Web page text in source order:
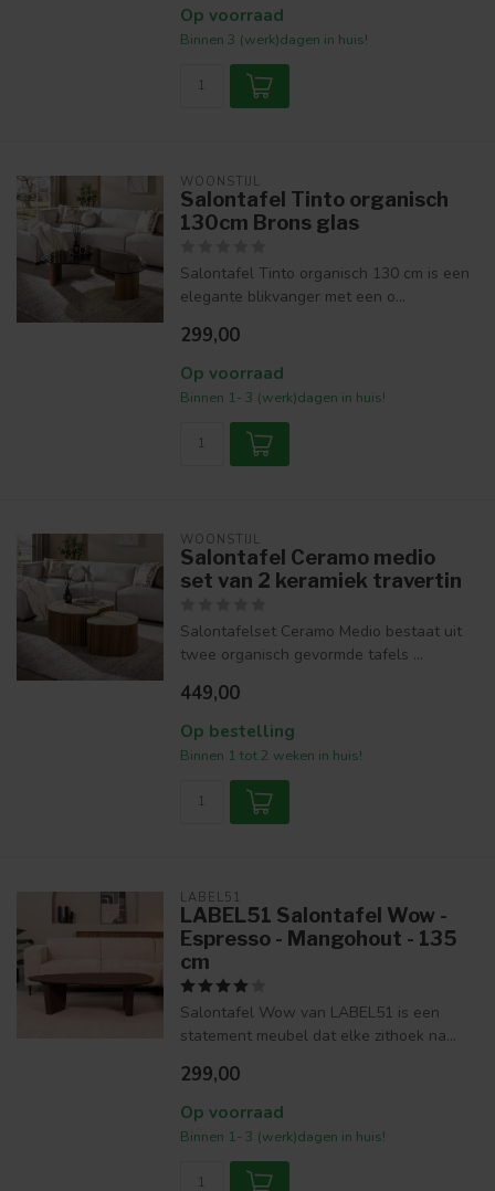
Op voorraad
Binnen 3 (werk)dagen in huis!
WOONSTIJL
Salontafel Tinto organisch
130cm Brons glas
Salontafel Tinto organisch 130 cm is een
elegante blikvanger met een o...
299,00
Op voorraad
Binnen 1- 3 (werk)dagen in huis!
WOONSTIJL
Salontafel Ceramo medio
set van 2 keramiek travertin
Salontafelset Ceramo Medio bestaat uit
twee organisch gevormde tafels ...
449,00
Op bestelling
Binnen 1 tot 2 weken in huis!
LABEL51
LABEL51 Salontafel Wow -
Espresso - Mangohout - 135
cm
Salontafel Wow van LABEL51 is een
statement meubel dat elke zithoek na...
299,00
Op voorraad
Binnen 1- 3 (werk)dagen in huis!